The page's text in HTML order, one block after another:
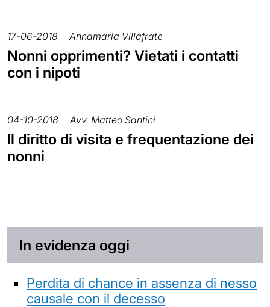
17-06-2018 Annamaria Villafrate
Nonni opprimenti? Vietati i contatti
con i nipoti
04-10-2018 Avv. Matteo Santini
Il diritto di visita e frequentazione dei
nonni
In evidenza oggi
Perdita di chance in assenza di nesso
causale con il decesso